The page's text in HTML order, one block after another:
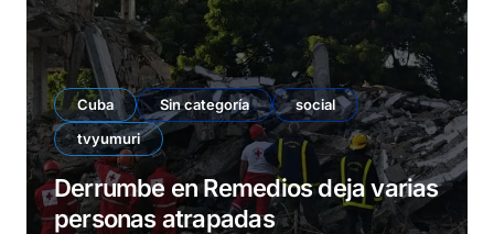
Cuba Sin categoría
social
tvyumuri
Derrumbe en Remedios deja varias
personas atrapadas